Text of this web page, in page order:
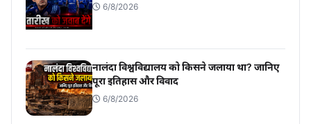
6/8/2026
नालंदा विश्वविद्यालय को किसने जलाया था? जानिए
पूरा इतिहास और विवाद
6/8/2026